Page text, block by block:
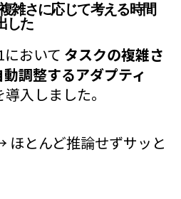
雑さに応じて考える時間
した
おいて タスクの複雑さ
調整するアダプティ
導入しました。
ほとんど推論せずサッと